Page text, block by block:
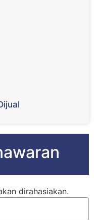
dirahasiakan.